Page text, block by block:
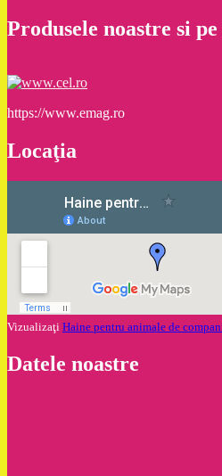
Produsele noastre si
https://www.emag.ro
Locaţia
Vizualizaţi Haine pentru animale de
Datele noastre